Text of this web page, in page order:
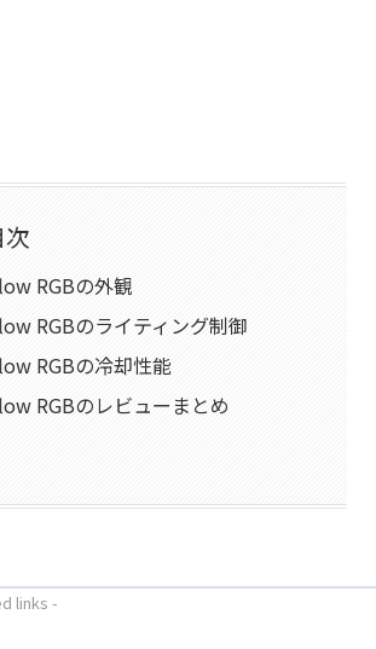
次
RGBの外観
RGBのライティング制御
RGBの冷却性能
RGBのレビューまとめ
links -